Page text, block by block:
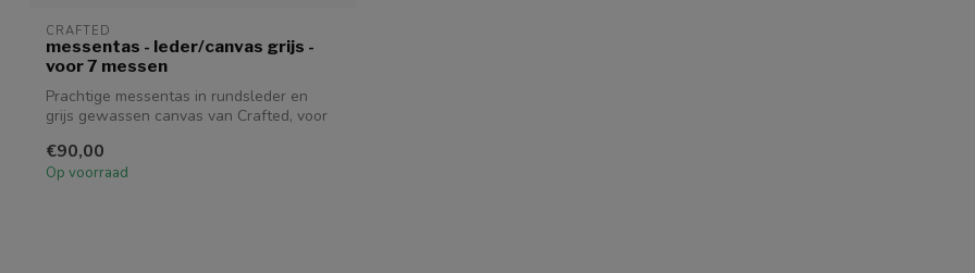
CRAFTED
messentas - leder/canvas grijs -
voor 7 messen
Prachtige messentas in rundsleder en
grijs gewassen canvas van Crafted, voor
€90,00
Op voorraad